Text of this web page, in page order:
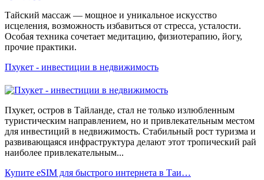
Тайский массаж — мощное и уникальное искусство
исцеления, возможность избавиться от стресса, усталости.
Особая техника сочетает медитацию, физиотерапию, йогу,
прочие практики.
Пхукет - инвестиции в недвижимость
Пхукет, остров в Тайланде, стал не только излюбленным
туристическим направлением, но и привлекательным местом
для инвестиций в недвижимость. Стабильный рост туризма и
развивающаяся инфраструктура делают этот тропический рай
наиболее привлекательным...
Купите eSIM для быстрого интернета в Таи…